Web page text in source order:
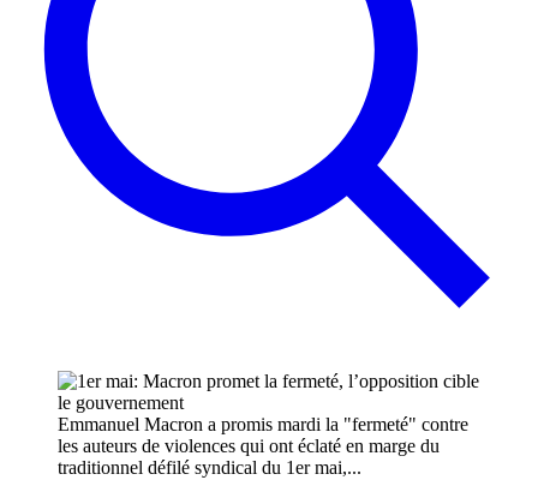
Emmanuel Macron a promis mardi la "fermeté" contre
les auteurs de violences qui ont éclaté en marge du
traditionnel défilé syndical du 1er mai,...